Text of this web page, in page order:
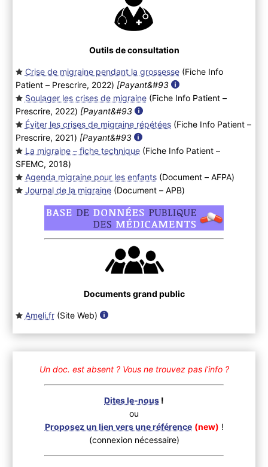
Outils de consultation
Crise de migraine pendant la grossesse(Fiche Info
Patient – Prescrire, 2022) [Payant&#93
Soulager les crises de migraine(Fiche Info Patient –
Prescrire, 2022) [Payant&#93
Éviter les crises de migraine répétées(Fiche Info Patient –
Prescrire, 2021) [Payant&#93
La migraine – fiche technique(Fiche Info Patient –
SFEMC, 2018)
Agenda migraine pour les enfants(Document – AFPA)
Journal de la migraine(Document – APB)
Documents grand public
Ameli.fr(Site Web)
Un doc. est absent ? Vous ne trouvez pas l’info ?
Dites le-nous !
ou
Proposez un lien vers une référence (new) !
(connexion nécessaire)